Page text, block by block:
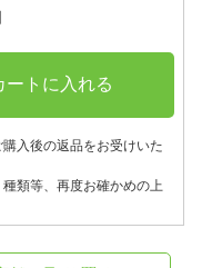
ートに入れる
入後の返品をお受けいた
類等、再度お確かめの上